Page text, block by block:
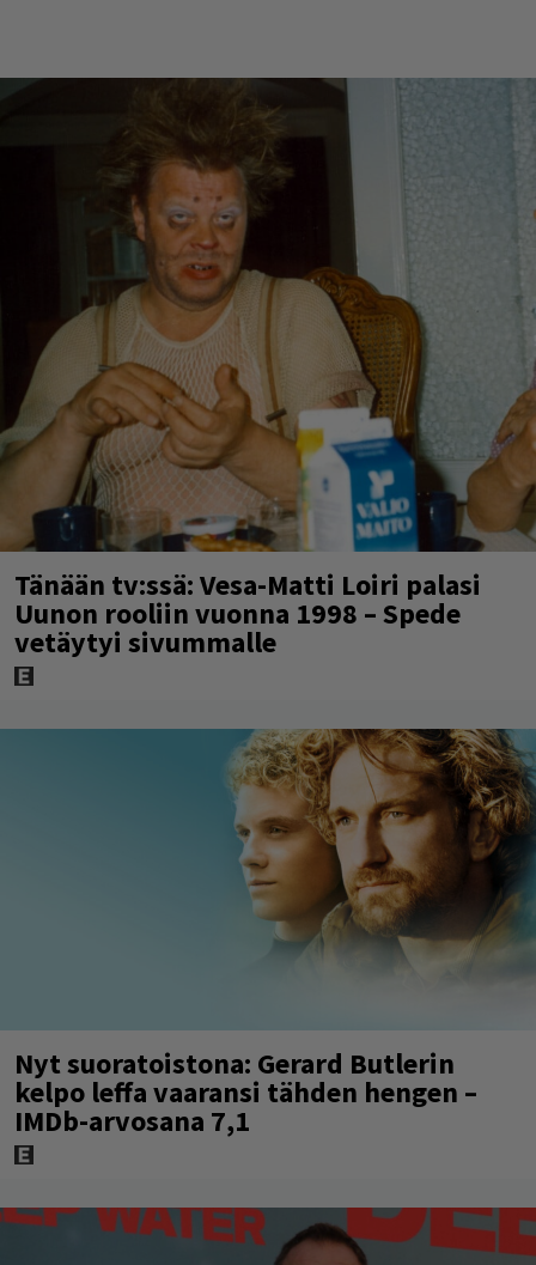
Tänään tv:ssä: Vesa-Matti Loiri palasi
Uunon rooliin vuonna 1998 – Spede
vetäytyi sivummalle
Nyt suoratoistona: Gerard Butlerin
kelpo leffa vaaransi tähden hengen –
IMDb-arvosana 7,1